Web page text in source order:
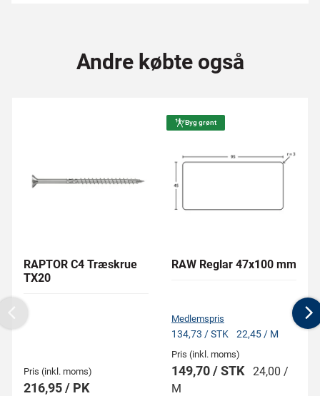
Andre købte også
RAPTOR C4 Træskrue
TX20
Pris (inkl. moms)
216,95 / PK
Byg grønt
RAW Reglar 47x100 mm
Medlemspris
134,73 / STK 22,45 / M
Pris (inkl. moms)
149,70 / STK 24,00 /
M
Previous